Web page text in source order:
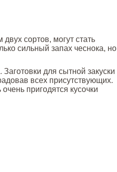
сортов, могут стать
сильный запах чеснока, но
для сытной закуски
всех присутствующих.
пригодятся кусочки